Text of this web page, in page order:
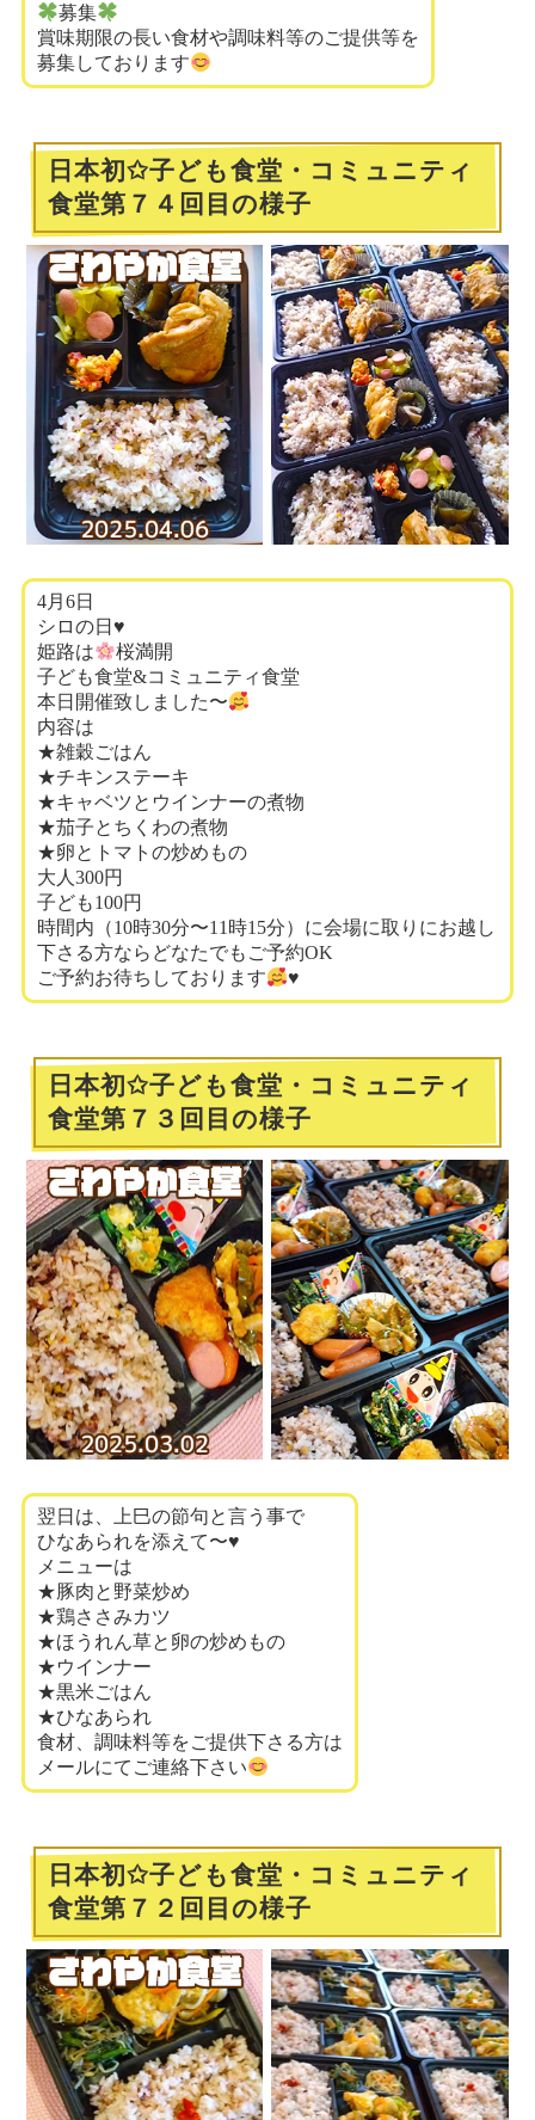
募集
賞味期限の長い食材や調味料等のご提供等を
募集しております
日本初✩子ども食堂・コミュニティ
食堂第７４回目の様子
4月6日
シロの日♥️
姫路は
桜満開
子ども食堂&コミュニティ食堂
本日開催致しました〜
内容は
★雑穀ごはん
★チキンステーキ
★キャベツとウインナーの煮物
★茄子とちくわの煮物
★卵とトマトの炒めもの
大人300円
子ども100円
時間内（10時30分〜11時15分）に会場に取りにお越し
下さる方ならどなたでもご予約OK
ご予約お待ちしております
♥️
日本初✩子ども食堂・コミュニティ
食堂第７３回目の様子
翌日は、上巳の節句と言う事で
ひなあられを添えて〜♥️
メニューは
★豚肉と野菜炒め
★鶏ささみカツ
★ほうれん草と卵の炒めもの
★ウインナー
★黒米ごはん
★ひなあられ
食材、調味料等をご提供下さる方は
メールにてご連絡下さい
日本初✩子ども食堂・コミュニティ
食堂第７２回目の様子